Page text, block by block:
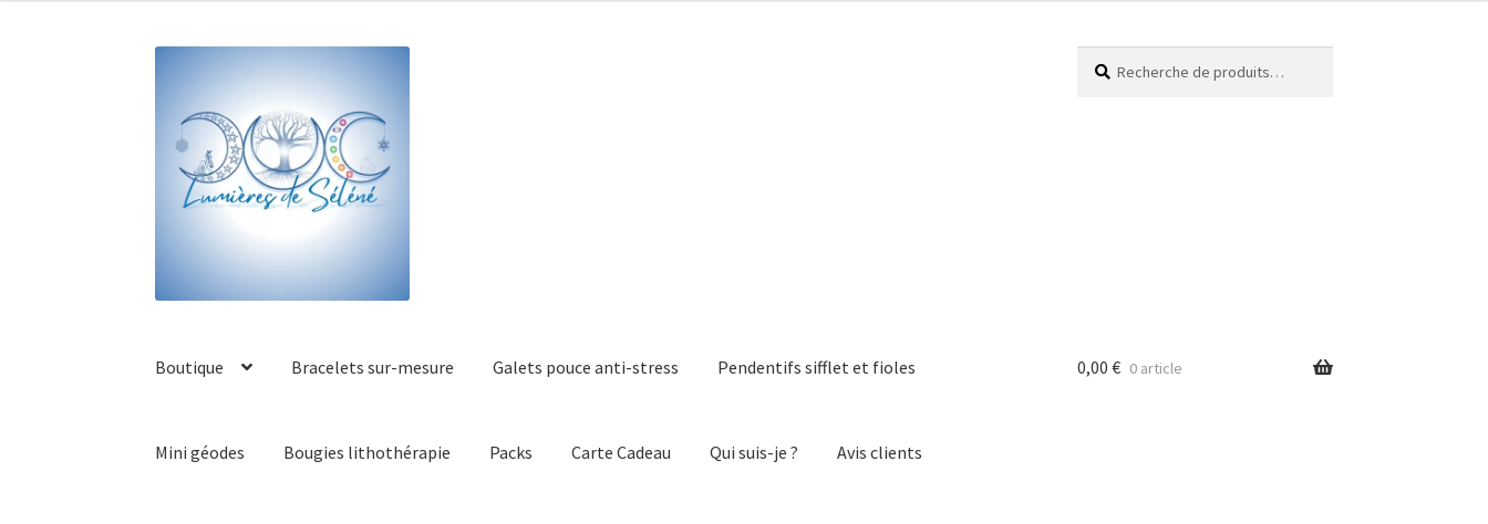
Boutique Bracelets sur-mesure Galets pouce anti-stress Pendentifs sifflet et fioles
Mini géodes Bougies lithothérapie Packs Carte Cadeau Qui suis-je ? Avis clients
0,00 € 0 article